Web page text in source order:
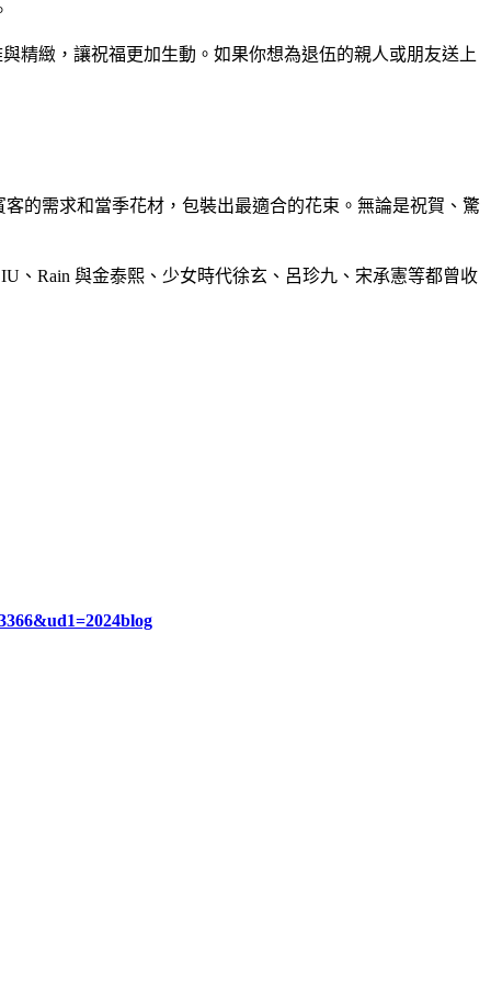
精緻，讓祝福更加生動。如果你想為退伍的親人或朋友送上
的需求和當季花材，包裝出最適合的花束。無論是祝賀、驚
、Rain 與金泰熙、少女時代徐玄、呂珍九、宋承憲等都曾收